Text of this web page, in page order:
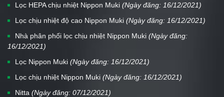
Lọc HEPA chịu nhiệt Nippon Muki (Ngày đăng: 16/12/2021)
Lọc chịu nhiệt độ cao Nippon Muki (Ngày đăng: 16/12/2021)
Nhà phân phối lọc chịu nhiệt Nippon Muki (Ngày đăng:
16/12/2021)
Lọc Nippon Muki (Ngày đăng: 16/12/2021)
Lọc chịu nhiệt Nippon Muki (Ngày đăng: 16/12/2021)
Nitta (Ngày đăng: 07/12/2021)